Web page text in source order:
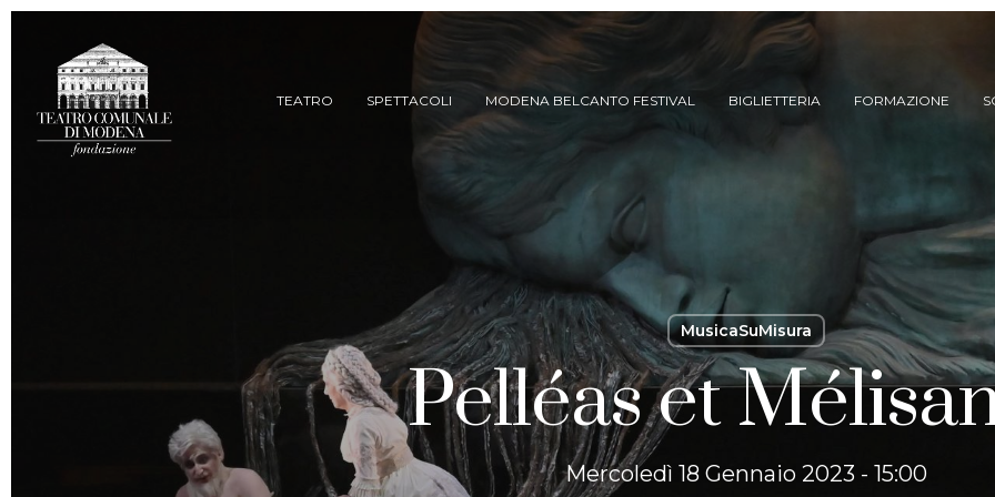
Skip
content
TEATRO SPETTACOLI
ARCHIVIO SPETTACOLI
(DAL 2023/’24)
(FINO AL 2022/’23)
MODENA BELCANTO FESTIVAL BIGLIETTERIA FORMAZIONE
MusicaSuMisura
Pelléas et
Mercoledì 18 Gennaio 2023 - 15:00